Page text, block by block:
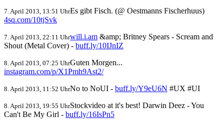
7. April 2013, 13:51 UhrEs gibt Fisch. (@ Oestmanns Fischerhuus)
4sq.com/10tjSvk
7. April 2013, 22:11 Uhrwill.i.am &amp; Britney Spears - Scream and
Shout (Metal Cover) - buff.ly/10IJnIZ
8. April 2013, 07:25 UhrGuten Morgen...
instagram.com/p/X1Pmh9Ast2/
8. April 2013, 11:52 UhrNo to NoUI - buff.ly/Y9eU6N #UX #UI
8. April 2013, 19:55 UhrStockvideo at it's best! Darwin Deez - You
Can't Be My Girl - buff.ly/16IsPn5